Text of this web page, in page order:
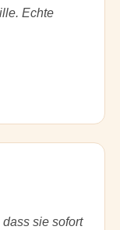
Echte
sie sofort